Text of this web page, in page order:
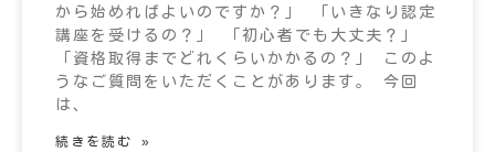
から始めればよいのですか？」 「いきなり認定
講座を受けるの？」 「初心者でも大丈夫？」
「資格取得までどれくらいかかるの？」 このよ
うなご質問をいただくことがあります。 今回
は、
続きを読む »